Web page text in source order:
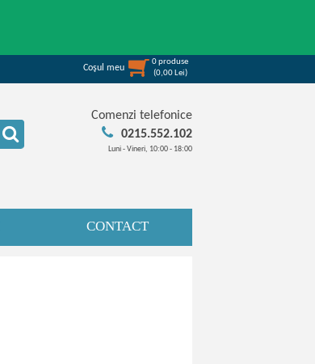
Coşul meu
0produse
(0,00 Lei)
Comenzi telefonice
0215.552.102
Luni - Vineri, 10:00 - 18:00
CONTACT